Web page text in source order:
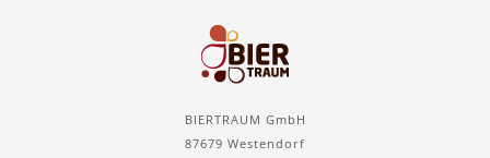
BIERTRAUM GmbH
87679 Westendorf